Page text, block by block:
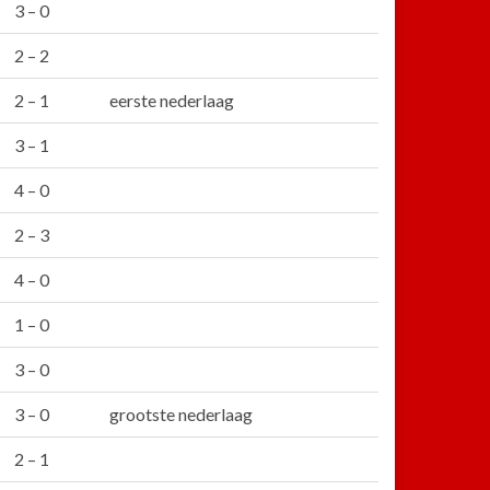
3 – 0
2 – 2
2 – 1 eerste nederlaag
3 – 1
4 – 0
2 – 3
4 – 0
1 – 0
3 – 0
3 – 0 grootste nederlaag
2 – 1